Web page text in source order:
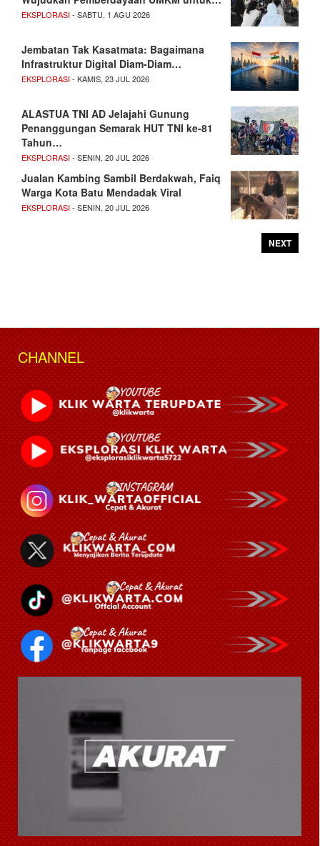
EKSPLORASI- SABTU, 1 AGU 2026
Jembatan Tak Kasatmata: Bagaimana
Infrastruktur Digital Diam-Diam…
EKSPLORASI- KAMIS, 23 JUL 2026
ALASTUA TNI AD Jelajahi Gunung
Penanggungan Semarak HUT TNI ke-81
Tahun…
EKSPLORASI- SENIN, 20 JUL 2026
Jualan Kambing Sambil Berdakwah, Faiq
Warga Kota Batu Mendadak Viral
EKSPLORASI- SENIN, 20 JUL 2026
NEXT
CHANNEL